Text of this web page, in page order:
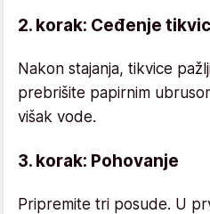
2. korak: Ceđenje
Nakon stajanja, tikvice
prebrišite papirnim
višak vode.
3. korak: Pohovanje
Pripremite tri posude. U